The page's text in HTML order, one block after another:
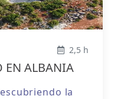
2,5 h
EN ALBANIA
la